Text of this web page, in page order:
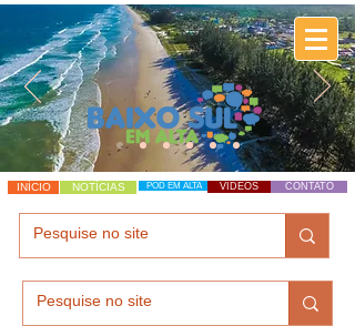
INÍCIO NOTÍCIAS POD EM ALTA VÍDEOS CONTATO